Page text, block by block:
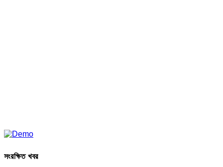
সংরক্ষিত খবর